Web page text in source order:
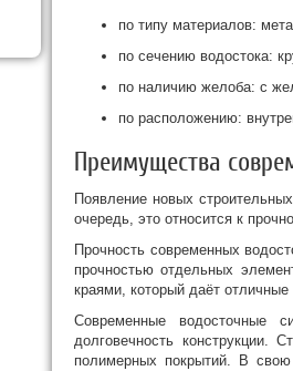
по типу материалов:
по сечению водостока:
по наличию желоба: с
по расположению:
Преимущества
Появление новых
очередь, это относится к
Прочность современных
прочностью отдельных
краями, который даёт отличные
Современные водосточные
долговечность конструкции.
полимерных покрытий. В